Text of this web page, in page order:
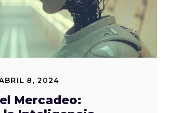
8, 2024
Mercadeo: